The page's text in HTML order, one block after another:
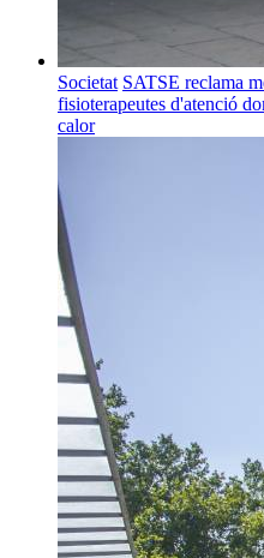
Societat SATSE reclama
fisioterapeutes d'atenció
calor